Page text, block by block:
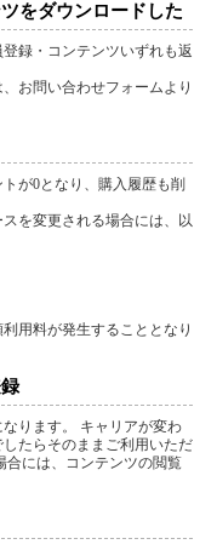
をダウンロードした
録・コンテンツいずれも返
お問い合わせフォームより
が0となり、購入履歴も削
を変更される場合には、以
用料が発生することとなり
ります。 キャリアが変わ
たらそのままご利用いただ
合には、コンテンツの閲覧